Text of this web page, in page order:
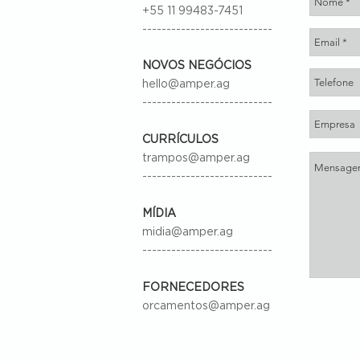
+55 11 99483-7451
---------------------------
NOVOS NEGÓCIOS
hello@amper.ag
---------------------------
CURRÍCULOS
trampos@amper.ag
---------------------------
MÍDIA
midia@amper.ag
---------------------------
FORNECEDORES
orcamentos@amper.ag